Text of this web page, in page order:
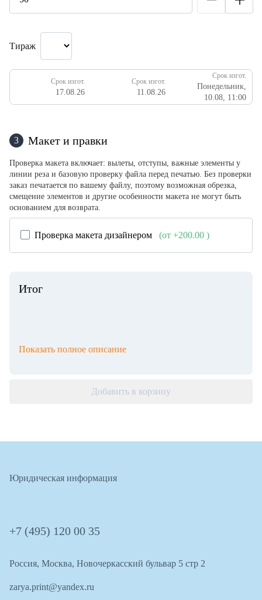
Тираж
Срок изгот.
17.08.26
Срок изгот.
11.08.26
Срок изгот.
Понедельник,
10.08, 11:00
3 Макет и правки
Проверка макета включает: вылеты, отступы, важные элементы у
линии реза и базовую проверку файла перед печатью. Без проверки
заказ печатается по вашему файлу, поэтому возможная обрезка,
смещение элементов и другие особенности макета не могут быть
основанием для возврата.
Проверка макета дизайнером (от +200.00 )
Итог
Показать полное описание
Добавить в корзину
Юридическая информация
+7 (495) 120 00 35
Россия, Москва, Новочеркасский бульвар 5 стр 2
zarya.print@yandex.ru